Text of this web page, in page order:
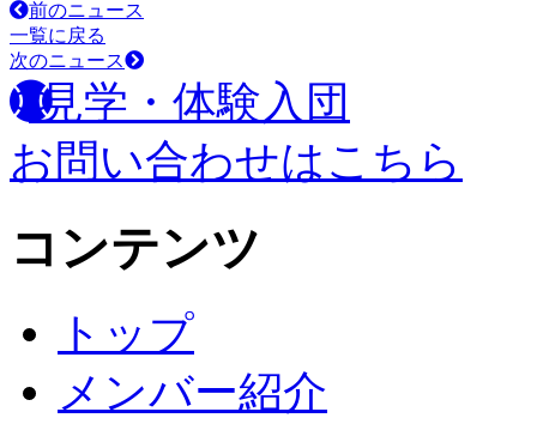
前のニュース
一覧に戻る
次のニュース
見学・体験入団
お問い合わせはこちら
コンテンツ
トップ
メンバー紹介